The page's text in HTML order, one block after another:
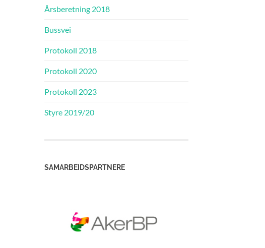
Årsberetning 2018
Bussvei
Protokoll 2018
Protokoll 2020
Protokoll 2023
Styre 2019/20
SAMARBEIDSPARTNERE